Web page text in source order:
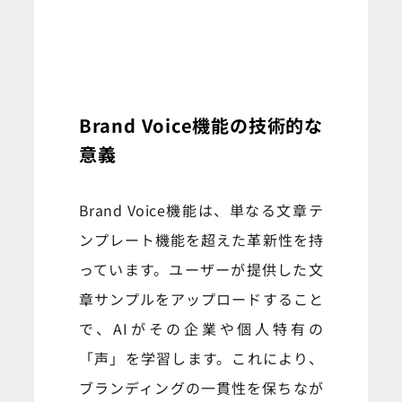
Brand Voice機能の技術的な
意義
Brand Voice機能は、単なる文章テ
ンプレート機能を超えた革新性を持
っています。ユーザーが提供した文
章サンプルをアップロードすること
で、AIがその企業や個人特有の
「声」を学習します。これにより、
ブランディングの一貫性を保ちなが